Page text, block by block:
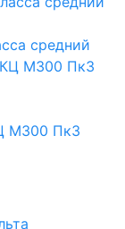
средний
М300 Пк3